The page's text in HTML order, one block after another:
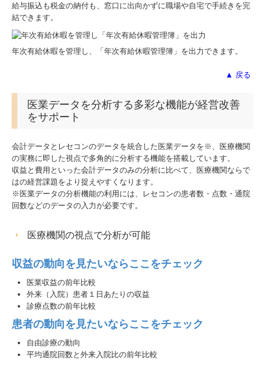
給与振込も税金の納付も、窓口に出向かずに職場や自宅で手続きを完
結できます。
年次有給休暇を管理し、「年次有給休暇管理簿」を出力できます。
▲ 戻る
医業データを分析する多彩な機能が経営改善
をサポート
会計データとレセコンのデータを統合した医業データを※、医療機関
の実務に即した視点で多角的に分析する機能を搭載しています。
収益と費用といった会計データのみの分析に比べて、医療機関ならで
はの経営課題をより捉えやすくなります。
※医業データの分析機能の利用には、レセコンの患者数・点数・通院
回数などのデータの入力が必要です。
医療機関の視点で分析が可能
収益の動向を見たいならここをチェック
医業収益の前年比較
外来（入院）患者１日あたりの収益
診療点数の前年比較
患者の動向を見たいならここをチェック
自由診療の動向
平均通院回数と外来入院比の前年比較